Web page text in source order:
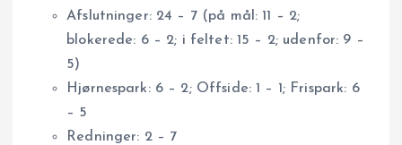
Afslutninger: 24 – 7 (på mål: 11 – 2;
blokerede: 6 – 2; i feltet: 15 – 2; udenfor: 9 –
5)
Hjørnespark: 6 – 2; Offside: 1 – 1; Frispark: 6
– 5
Redninger: 2 – 7